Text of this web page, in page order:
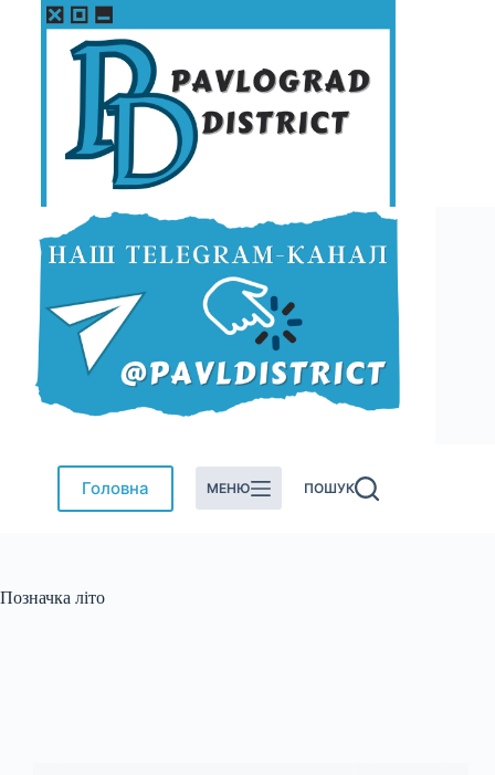
Перейти
Головна МЕНЮ ПОШУК
Позначка літо